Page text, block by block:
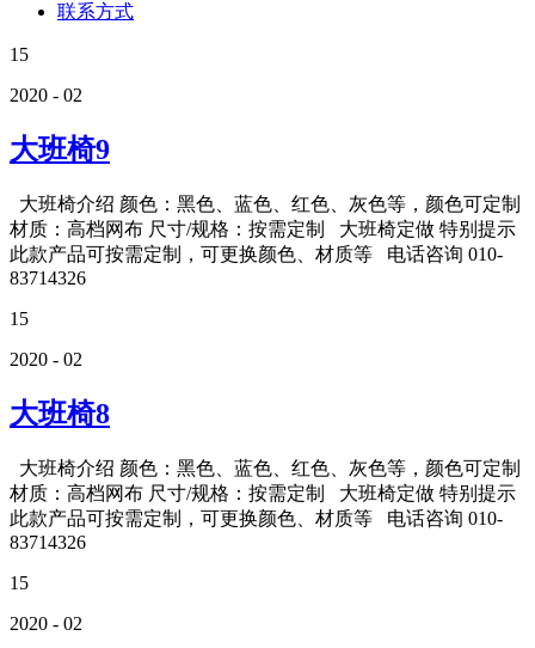
联系方式
15
2020 - 02
大班椅9
大班椅介绍 颜色：黑色、蓝色、红色、灰色等，颜色可定制
材质：高档网布 尺寸/规格：按需定制 大班椅定做 特别提示
此款产品可按需定制，可更换颜色、材质等 电话咨询 010-
83714326
15
2020 - 02
大班椅8
大班椅介绍 颜色：黑色、蓝色、红色、灰色等，颜色可定制
材质：高档网布 尺寸/规格：按需定制 大班椅定做 特别提示
此款产品可按需定制，可更换颜色、材质等 电话咨询 010-
83714326
15
2020 - 02